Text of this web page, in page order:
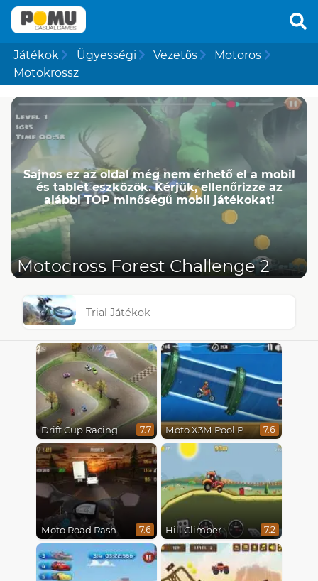
Játékok Ügyességi Vezetős
Motoros
Motokrossz
Sajnos ez az oldal még nem érhető el a mobil
és tablet eszközök. Kérjük, ellenőrizze az
alábbi TOP minőségű mobil játékokat!
Motocross Forest Challenge 2
Trial Játékok
Drift Cup Racing 7.7 Moto X3M Pool Party 7.6
7.6 Hill Climber 7.2